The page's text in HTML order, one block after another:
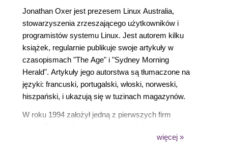
Jonathan Oxer jest prezesem Linux Australia,
stowarzyszenia zrzeszającego użytkowników i
programistów systemu Linux. Jest autorem kilku
książek, regularnie publikuje swoje artykuły w
czasopismach "The Age" i "Sydney Morning
Herald". Artykuły jego autorstwa są tłumaczone na
języki: francuski, portugalski, włoski, norweski,
hiszpański, i ukazują się w tuzinach magazynów.
W roku 1994 założył jedną z pierwszych firm
stron internetowych oraz zarządzaniu treścią witryn
więcej »